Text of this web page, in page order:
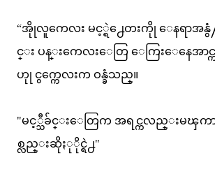
“အိုုလူကေလး မင့္ရဲ႕ေတးကိုု ေနရာအ
င္း ပန္းကေလးေတြ ေကြးေနေအာ
ဟုု ငွက္ကေလးက ဝန္ခံသည္။
"မင့္သီခ်င္းေတြက အရင္ကလည္းမၾကာ
စ္လည္းဆိုႏုိုင္ရဲ႕"